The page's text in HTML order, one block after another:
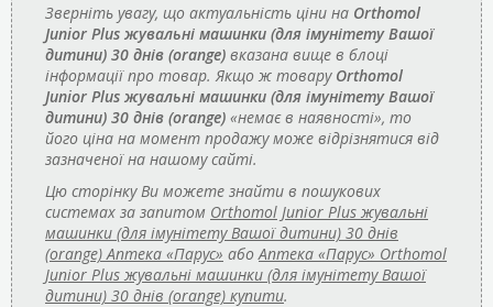
Зверніть увагу, що актуальність ціни на Orthomol
Junior Plus жувальні машинки (для імунітету Вашої
дитини) 30 днів (orange) вказана вище в блоці
інформації про товар. Якщо ж товару Orthomol
Junior Plus жувальні машинки (для імунітету Вашої
дитини) 30 днів (orange) «немає в наявності», то
його ціна на момент продажу може відрізнятися від
зазначеної на нашому сайті.
Цю сторінку Ви можете знайти в пошукових
системах за запитом Orthomol Junior Plus жувальні
машинки (для імунітету Вашої дитини) 30 днів
(orange) Аптека «Парус» абоАптека «Парус» Orthomol
Junior Plus жувальні машинки (для імунітету Вашої
дитини) 30 днів (orange) купити.